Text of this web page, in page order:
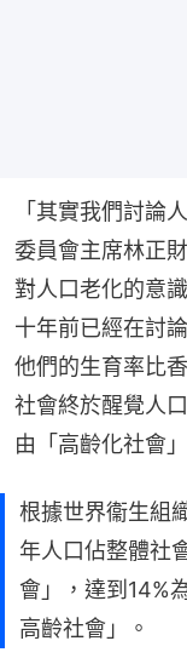
「其實我們討論
委員會主席林正
對人口老化的意
十年前已經在討
他們的生育率比
社會終於醒覺人
由「高齡化社會
根據世界衞生組
年人口佔整體社
會」，達到14%
高齡社會」。